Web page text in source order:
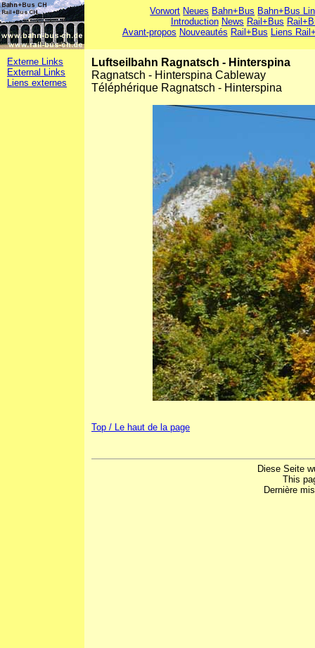
Vorwort Neues Bahn+Bus Bahn+Bus
Introduction News Rail+Bus
Avant-propos Nouveautés Rail+Bus Liens
Externe Links
External Links
Liens externes
Luftseilbahn Ragnatsch - Hinterspina
Ragnatsch - Hinterspina Cableway
Téléphérique Ragnatsch - Hinterspina
Top / Le haut de la page
Diese Seite
This
Dernière